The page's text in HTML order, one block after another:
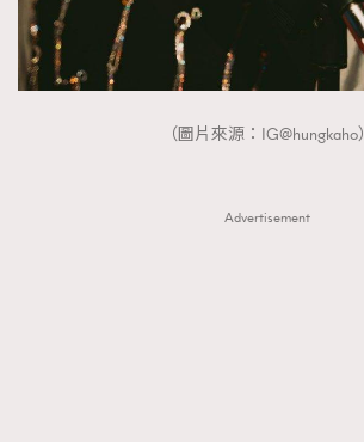
（圖片來源：IG@hungkaho）
Advertisement